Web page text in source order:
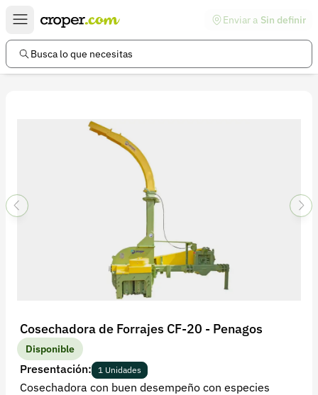
Enviar a Sin definir
Busca lo que necesitas
Cosechadora de Forrajes CF-20 - Penagos
Disponible
Presentación: 1 Unidades
Cosechadora con buen desempeño con especies
Enlaces de interés
Preguntas frecuentes
Información legal
Política de privacidad
Recuperar contraseña
Contacto
Soporte